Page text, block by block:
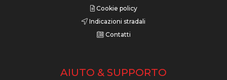
Cookie policy
Indicazioni stradali
Contatti
AIUTO & SUPPORTO